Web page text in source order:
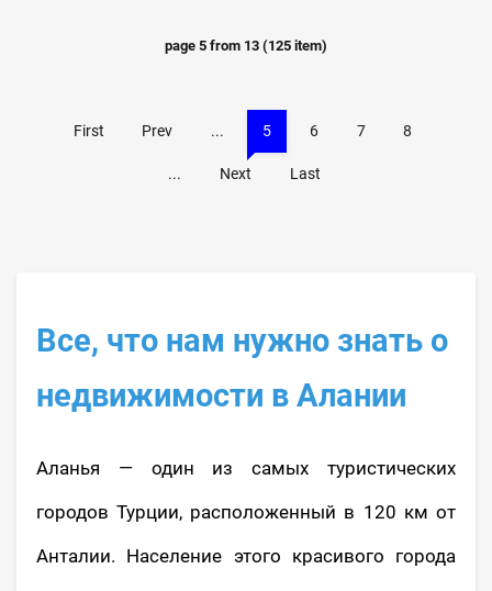
page 5 from 13 (125 item)
First Prev ... 5 6 7 8
... Next Last
Все, что нам нужно знать о
недвижимости в Алании
Аланья — один из самых туристических
городов Турции, расположенный в 120 км от
Анталии. Население этого красивого города